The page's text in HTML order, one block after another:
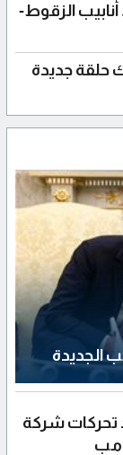
الزقوط-
حلقة جديدة
الجديدة
تحركات شركة